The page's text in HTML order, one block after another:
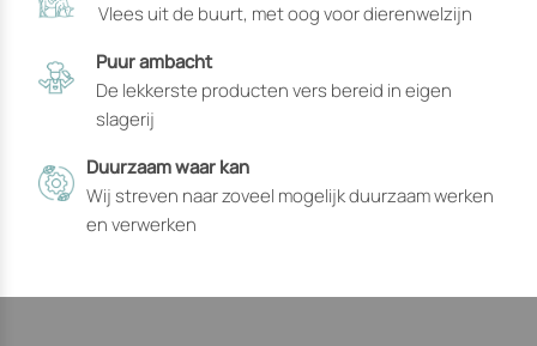
Vlees uit de buurt, met oog voor dierenwelzijn
Puur ambacht
De lekkerste producten vers bereid in eigen
slagerij
Duurzaam waar kan
Wij streven naar zoveel mogelijk duurzaam werken
en verwerken